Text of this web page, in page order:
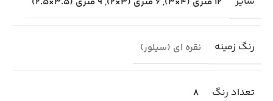
رنگ زمینه نقره ای (سیلور)
تعداد رنگ 8